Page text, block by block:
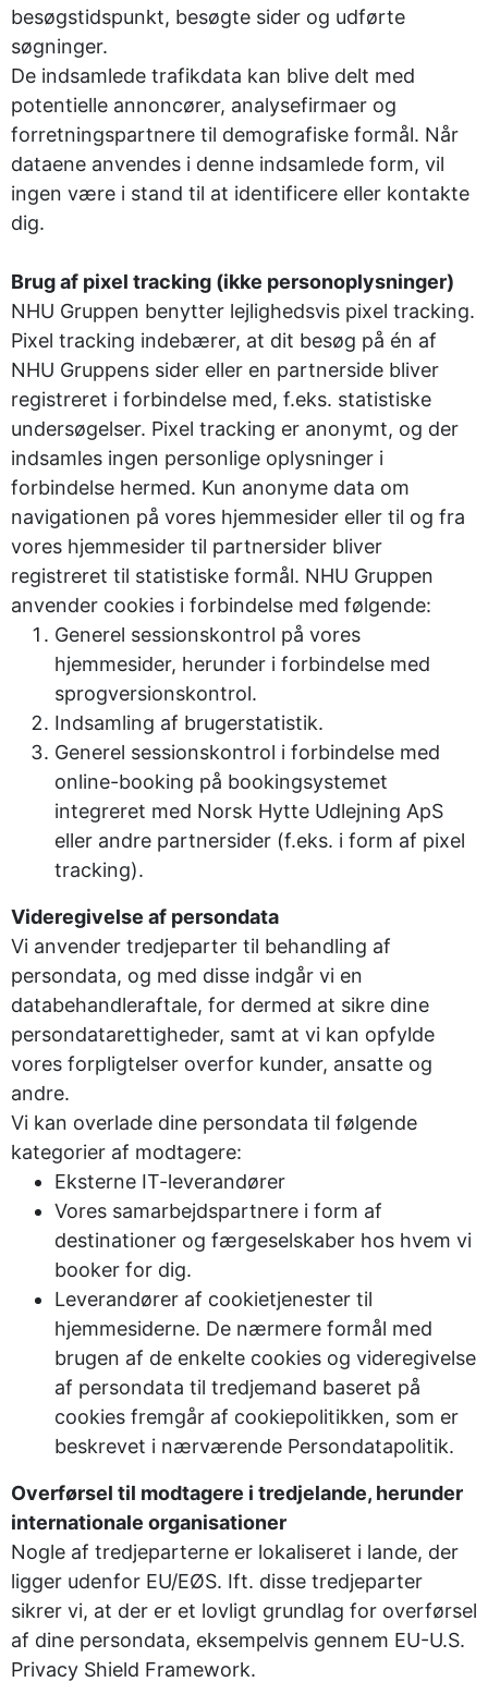
besøgstidspunkt, besøgte sider og udførte
søgninger.
De indsamlede trafikdata kan blive delt med
potentielle annoncører, analysefirmaer og
forretningspartnere til demografiske formål. Når
dataene anvendes i denne indsamlede form, vil
ingen være i stand til at identificere eller kontakte
dig.
Brug af pixel tracking (ikke personoplysninger)
NHU Gruppen benytter lejlighedsvis pixel tracking.
Pixel tracking indebærer, at dit besøg på én af
NHU Gruppens sider eller en partnerside bliver
registreret i forbindelse med, f.eks. statistiske
undersøgelser. Pixel tracking er anonymt, og der
indsamles ingen personlige oplysninger i
forbindelse hermed. Kun anonyme data om
navigationen på vores hjemmesider eller til og fra
vores hjemmesider til partnersider bliver
registreret til statistiske formål. NHU Gruppen
anvender cookies i forbindelse med følgende:
Generel sessionskontrol på vores
hjemmesider, herunder i forbindelse med
sprogversionskontrol.
Indsamling af brugerstatistik.
Generel sessionskontrol i forbindelse med
online-booking på bookingsystemet
integreret med Norsk Hytte Udlejning ApS
eller andre partnersider (f.eks. i form af pixel
tracking).
Videregivelse af persondata
Vi anvender tredjeparter til behandling af
persondata, og med disse indgår vi en
databehandleraftale, for dermed at sikre dine
persondatarettigheder, samt at vi kan opfylde
vores forpligtelser overfor kunder, ansatte og
andre.
Vi kan overlade dine persondata til følgende
kategorier af modtagere:
Eksterne IT-leverandører
Vores samarbejdspartnere i form af
destinationer og færgeselskaber hos hvem vi
booker for dig.
Leverandører af cookietjenester til
hjemmesiderne. De nærmere formål med
brugen af de enkelte cookies og videregivelse
af persondata til tredjemand baseret på
cookies fremgår af cookiepolitikken, som er
beskrevet i nærværende Persondatapolitik.
Overførsel til modtagere i tredjelande, herunder
internationale organisationer
Nogle af tredjeparterne er lokaliseret i lande, der
ligger udenfor EU/EØS. Ift. disse tredjeparter
sikrer vi, at der er et lovligt grundlag for overførsel
af dine persondata, eksempelvis gennem EU-U.S.
Privacy Shield Framework.